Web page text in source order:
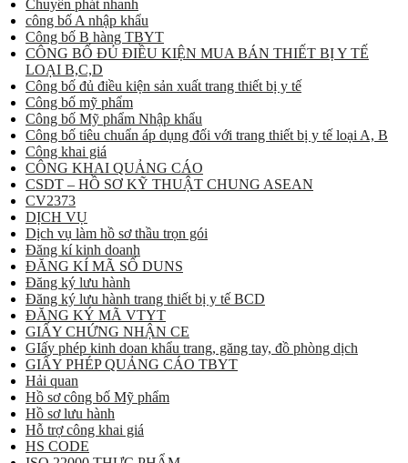
Chuyển phát nhanh
công bố A nhập khẩu
Công bố B hàng TBYT
CÔNG BỐ ĐỦ ĐIỀU KIỆN MUA BÁN THIẾT BỊ Y TẾ
LOẠI B,C,D
Công bố đủ điều kiện sản xuất trang thiết bị y tế
Công bố mỹ phẩm
Công bố Mỹ phẩm Nhập khẩu
Công bố tiêu chuẩn áp dụng đối với trang thiết bị y tế loại A, B
Công khai giá
CÔNG KHAI QUẢNG CÁO
CSDT – HỒ SƠ KỸ THUẬT CHUNG ASEAN
CV2373
DỊCH VỤ
Dịch vụ làm hồ sơ thầu trọn gói
Đăng kí kinh doanh
ĐĂNG KÍ MÃ SỐ DUNS
Đăng ký lưu hành
Đăng ký lưu hành trang thiết bị y tế BCD
ĐĂNG KÝ MÃ VTYT
GIẤY CHỨNG NHẬN CE
GIấy phép kinh doan khẩu trang, găng tay, đồ phòng dịch
GIẤY PHÉP QUẢNG CÁO TBYT
Hải quan
Hồ sơ công bố Mỹ phẩm
Hồ sơ lưu hành
Hỗ trợ công khai giá
HS CODE